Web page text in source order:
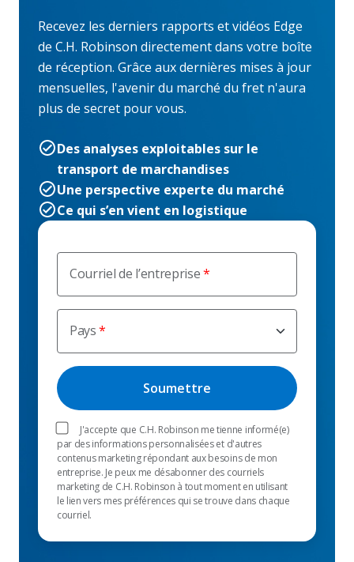
Courriel de l’entreprise
Pays
J'accepte que C.H. Robinson me tienne informé(e)
par des informations personnalisées et d'autres
contenus marketing répondant aux besoins de mon
entreprise. Je peux me désabonner des courriels
marketing de C.H. Robinson à tout moment en utilisant
le lien vers mes préférences qui se trouve dans chaque
courriel.
Recevez les derniers rapports et vidéos Edge
de C.H. Robinson directement dans votre boîte
de réception. Grâce aux dernières mises à jour
mensuelles, l'avenir du marché du fret n'aura
plus de secret pour vous.
Des analyses exploitables sur le
transport de marchandises
Une perspective experte du marché
Ce qui s’en vient en logistique